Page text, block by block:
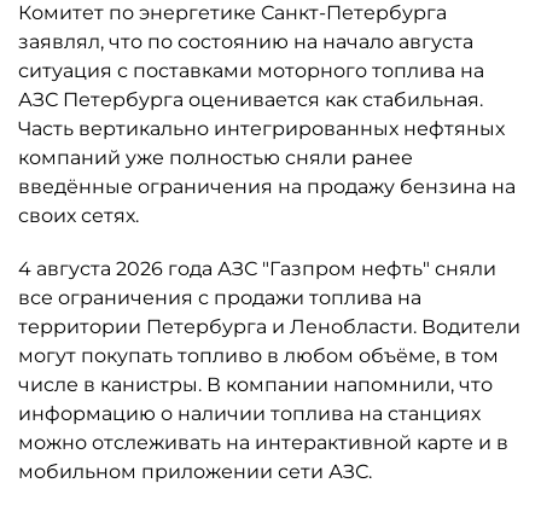
Комитет по энергетике Санкт-Петербурга
заявлял, что по состоянию на начало августа
ситуация с поставками моторного топлива на
АЗС Петербурга оценивается как стабильная.
Часть вертикально интегрированных нефтяных
компаний уже полностью сняли ранее
введённые ограничения на продажу бензина на
своих сетях.
4 августа 2026 года АЗС "Газпром нефть" сняли
все ограничения с продажи топлива на
территории Петербурга и Ленобласти. Водители
могут покупать топливо в любом объёме, в том
числе в канистры. В компании напомнили, что
информацию о наличии топлива на станциях
можно отслеживать на интерактивной карте и в
мобильном приложении сети АЗС.